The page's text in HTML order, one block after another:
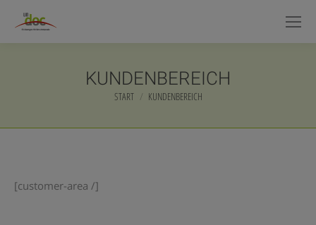
KUNDENBEREICH
Sie befinden sich hier:
START KUNDENBEREICH
[customer-area /]